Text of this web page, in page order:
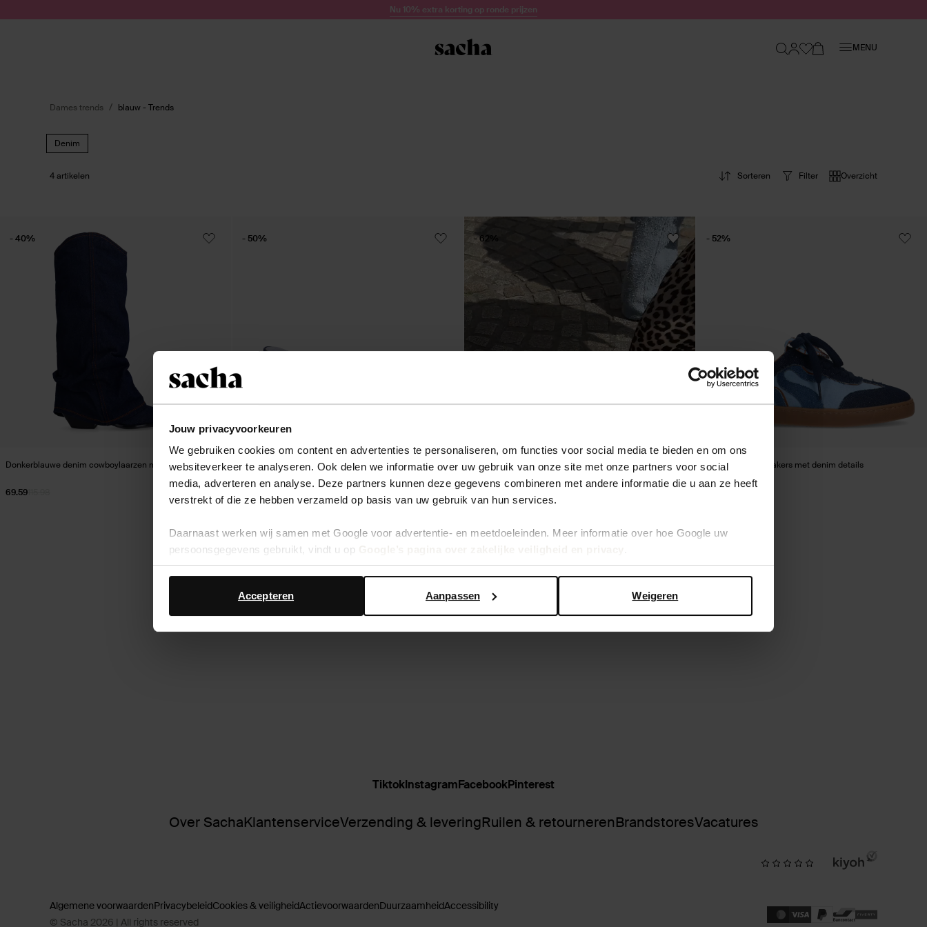
Jouw privacyvoorkeuren
We gebruiken cookies om content en advertenties te personaliseren, om functies voor social media te bieden en om ons
websiteverkeer te analyseren. Ook delen we informatie over uw gebruik van onze site met onze partners voor social
media, adverteren en analyse. Deze partners kunnen deze gegevens combineren met andere informatie die u aan ze heeft
verstrekt of die ze hebben verzameld op basis van uw gebruik van hun services.
Daarnaast werken wij samen met Google voor advertentie- en meetdoeleinden. Meer informatie over hoe Google uw
persoonsgegevens gebruikt, vindt u op
Weigeren
Aanpassen
Accepteren
Nu 10% extra korting op ronde prijzen
MENU
Dames trends blauw - Trends
Denim
Filter Overzicht
4 artikelen Sorteren
Donkerblauwe denim cowboylaarzen met flap
69.59
- 40%
Donkerblauwe muiltjes met hak en strik
- 50% - 62%
Blauwe suède sneakers met denim details
- 52%
Over SachaKlantenserviceVerzending & leveringRuilen & retournerenBrandstoresVacatures
TiktokInstagramFacebookPinterest
Algemene voorwaardenPrivacybeleidCookies & veiligheidActievoorwaardenDuurzaamheidAccessibility
© Sacha 2026 | All rights reserved